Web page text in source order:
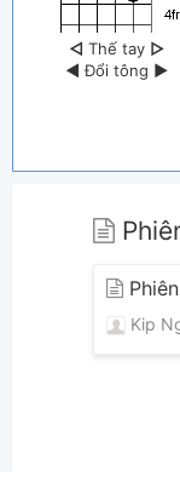
◁ Thế tay ▷
◀ Đổi tông ▶
Kip